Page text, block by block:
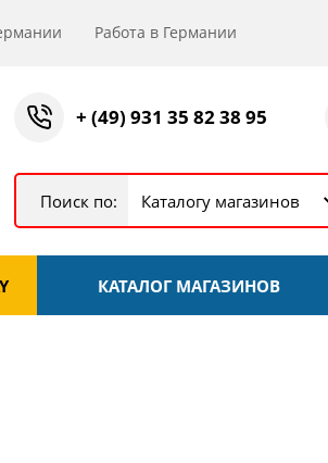
Работа в Германии
+ (49) 931 35 82 38 95
Поиск по: Каталогу магазинов
КАТАЛОГ МАГАЗИНОВ